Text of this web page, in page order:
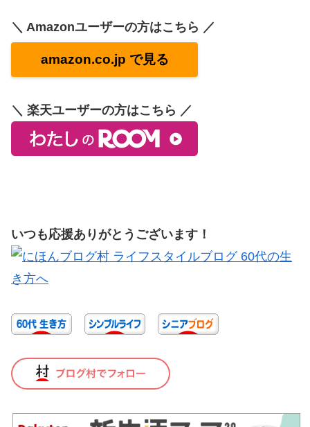
＼ Amazonユーザーの方はこちら ／
amazon.co.jp で見る
＼ 楽天ユーザーの方はこちら ／
いつも応援ありがとうございます！